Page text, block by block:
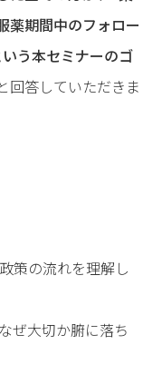
薬期間中のフォロー
う本セミナーのゴ
回答していただきま
策の流れを理解し
ぜ大切か腑に落ち